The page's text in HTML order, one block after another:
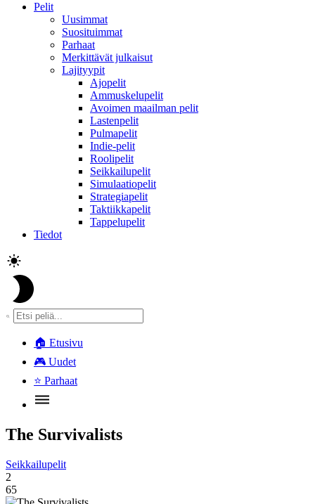
Pelit
Uusimmat
Suosituimmat
Parhaat
Merkittävät julkaisut
Lajityypit
Ajopelit
Ammuskelupelit
Avoimen maailman pelit
Lastenpelit
Pulmapelit
Indie-pelit
Roolipelit
Seikkailupelit
Simulaatiopelit
Strategiapelit
Taktiikkapelit
Tappelupelit
Tiedot
🏠 Etusivu
🎮 Uudet
⭐ Parhaat
The Survivalists
Seikkailupelit
2
65